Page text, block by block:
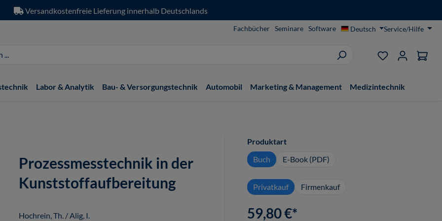
Versandkostenfreie Lieferung innerhalb Deutschlands
Fachbücher Seminare Software Deutsch Service/Hilfe
Du hast 0
Labor & Analytik Bau- & Versorgungstechnik Automobil Marketing & Management Medizintechnik
Prozessmesstechnik in der
Kunststoffaufbereitung
Hochrein, Th. / Alig, I.
Produktartauswählen
Buch
E-Book (PDF)
Privatkauf Firmenkauf
59,80 €*